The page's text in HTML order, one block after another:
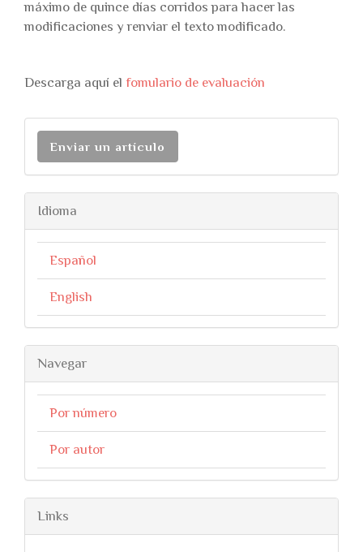
máximo de quince días corridos para hacer las
modificaciones y renviar el texto modificado.
Descarga aquí el fomulario de evaluación
Enviar un artículo
Idioma
Español
English
Navegar
Por número
Por autor
Links